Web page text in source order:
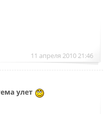
11 апреля 2010 21:46
улет